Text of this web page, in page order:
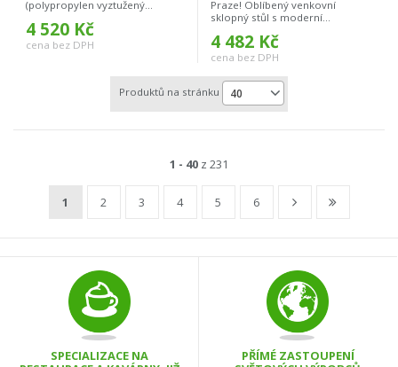
(polypropylen vyztužený...
4 520 Kč
cena bez DPH
Praze! Oblíbený venkovní
sklopný stůl s moderní...
4 482 Kč
cena bez DPH
Produktů na stránku 40
1 - 40 z 231
1 2 3 4 5 6
SPECIALIZACE NA
PŘÍMÉ ZASTOUPENÍ